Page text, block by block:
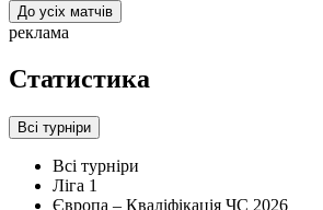
До усіх матчів
реклама
Статистика
Всі турніри
Всі турніри
Ліга 1
Європа – Кваліфікація ЧС 2026